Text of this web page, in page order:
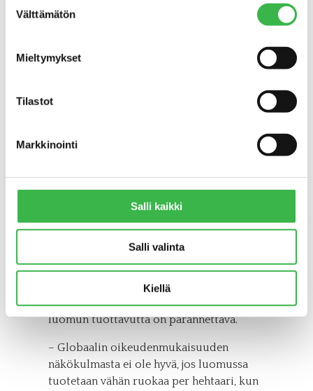
valinta
Välttämätön
Mieltymykset
Tilastot
Markkinointi
Salli kaikki
Salli valinta
Kiellä
Etelän ulkopuolella luomun kulutuksen
tuottajahinnat nousisivat kysynnän kasvun
Satotasoa pitää nostaa
Tutkija-kokeilija-viljelijäTuomas Mattila
taloustilanteessa luomuun siirtymistä on
syytä suositella kaikille viljelijöille
konkurssin ehkäisemiseksi. Hieman
vakavammalla naamalla hän totesi, että
luomun tuottavutta on parannettava.
– Globaalin oikeudenmukaisuuden
näkökulmasta ei ole hyvä, jos luomussa
tuotetaan vähän ruokaa per hehtaari, kun